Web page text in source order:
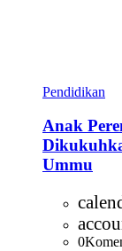
Pendidikan
Anak
Ummu
0